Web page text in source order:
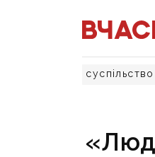
суспільство